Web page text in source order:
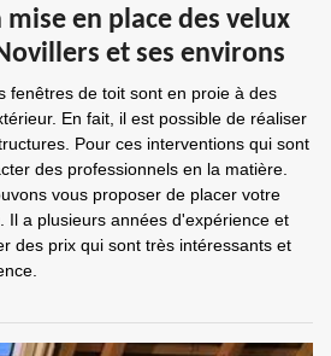
mise en place des velux
et ses environs
fenêtres de toit sont en proie à des
En fait, il est possible de réaliser
Pour ces interventions qui sont
des professionnels en la matière.
vous proposer de placer votre
Il a plusieurs années d'expérience et
des prix qui sont très intéressants et